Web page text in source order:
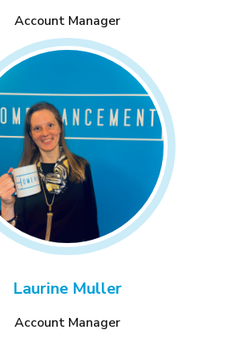
Account Manager
Laurine Muller
Account Manager